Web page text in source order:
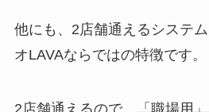
他にも、2店舗通えるシステ
オLAVAならではの特徴です。
2店舗通えるので、 「職場用